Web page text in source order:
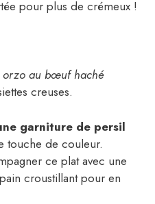
pour plus de crémeux !
orzo au bœuf haché
creuses.
garniture de persil
touche de couleur.
ce plat avec une
croustillant pour en